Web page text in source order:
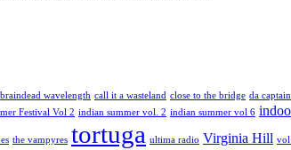
braindead wavelength call it a wasteland close to the bridge da
Festival Vol 2 indian summer vol. 2 indian summer vol 6
the vampyres tortuga ultima radio Virginia Hill vol